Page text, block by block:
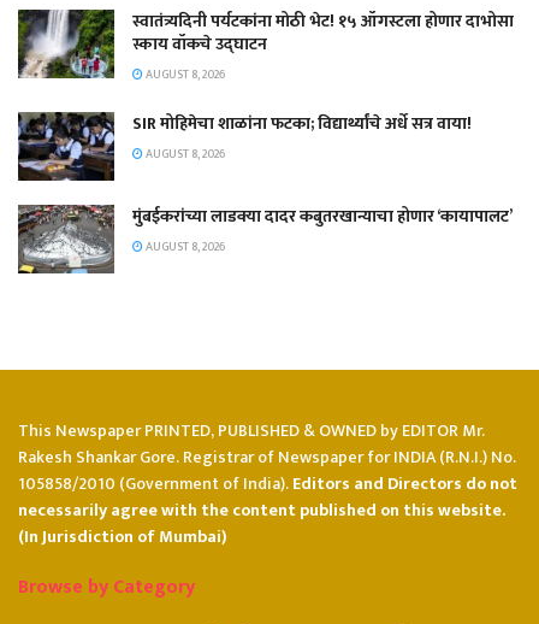
स्वातंत्र्यदिनी पर्यटकांना मोठी भेट! १५ ऑगस्टला होणार दाभोसा
स्काय वॉकचे उद्घाटन
AUGUST 8, 2026
SIR मोहिमेचा शाळांना फटका; विद्यार्थ्यांचे अर्धे सत्र वाया!
AUGUST 8, 2026
मुंबईकरांच्या लाडक्या दादर कबुतरखान्याचा होणार ‘कायापालट’
AUGUST 8, 2026
This Newspaper PRINTED, PUBLISHED & OWNED by EDITOR Mr.
Rakesh Shankar Gore. Registrar of Newspaper for INDIA (R.N.I.) No.
105858/2010 (Government of India).Editors and Directors do not
necessarily agree with the content published on this website.
(In Jurisdiction of Mumbai)
Browse by Category